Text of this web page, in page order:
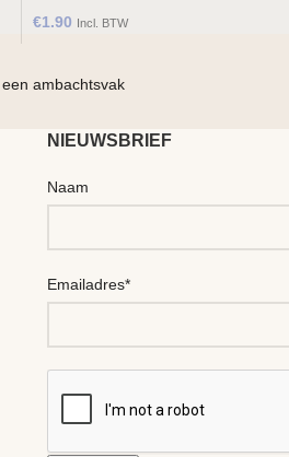
€1.90 Incl. BTW
ambachtsvak
NIEUWSBRIEF
Naam
Emailadres*